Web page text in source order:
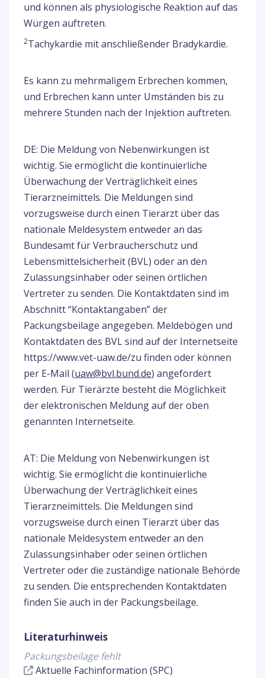
und können als physiologische Reaktion auf das
Würgen auftreten.
2Tachykardie mit anschließender Bradykardie.
Es kann zu mehrmaligem Erbrechen kommen,
und Erbrechen kann unter Umständen bis zu
mehrere Stunden nach der Injektion auftreten.
DE: Die Meldung von Nebenwirkungen ist
wichtig. Sie ermöglicht die kontinuierliche
Überwachung der Verträglichkeit eines
Tierarzneimittels. Die Meldungen sind
vorzugsweise durch einen Tierarzt über das
nationale Meldesystem entweder an das
Bundesamt für Verbraucherschutz und
Lebensmittelsicherheit (BVL) oder an den
Zulassungsinhaber oder seinen örtlichen
Vertreter zu senden. Die Kontaktdaten sind im
Abschnitt “Kontaktangaben” der
Packungsbeilage angegeben. Meldebögen und
Kontaktdaten des BVL sind auf der Internetseite
https://www.vet-uaw.de/zu finden oder können
per E-Mail (uaw@bvl.bund.de) angefordert
werden. Für Tierärzte besteht die Möglichkeit
der elektronischen Meldung auf der oben
genannten Internetseite.
AT: Die Meldung von Nebenwirkungen ist
wichtig. Sie ermöglicht die kontinuierliche
Überwachung der Verträglichkeit eines
Tierarzneimittels. Die Meldungen sind
vorzugsweise durch einen Tierarzt über das
nationale Meldesystem entweder an den
Zulassungsinhaber oder seinen örtlichen
Vertreter oder die zuständige nationale Behörde
zu senden. Die entsprechenden Kontaktdaten
finden Sie auch in der Packungsbeilage.
Literaturhinweis
Packungsbeilage fehlt
Aktuelle Fachinformation (SPC)